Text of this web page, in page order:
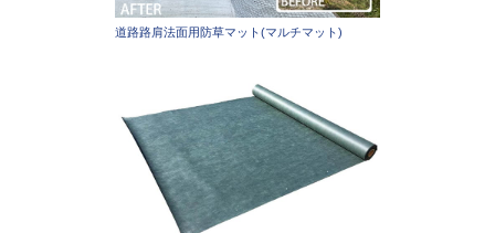
道路路肩法面用防草マット(マルチマット)